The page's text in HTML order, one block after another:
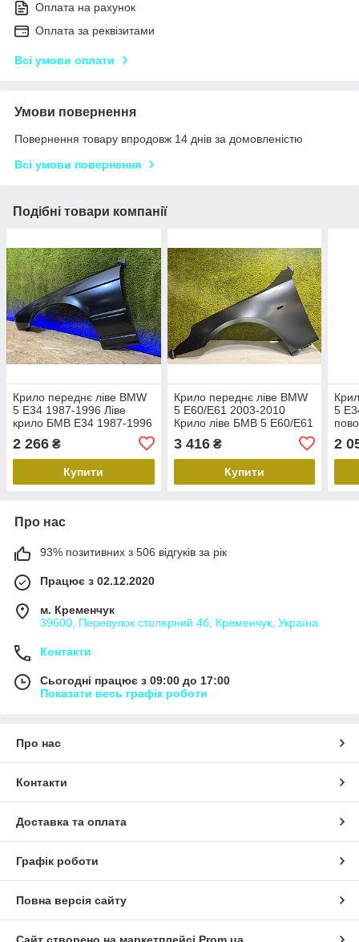
Оплата на рахунок
Оплата за реквізитами
Всі умови оплати
Умови повернення
Повернення товару впродовж 14 днів за домовленістю
Всі умови повернення
Подібні товари компанії
Крило переднє ліве BMW
5 E34 1987-1996 Ліве
крило БМВ Е34 1987-1996
2 266 ₴
Купити
Крило переднє ліве BMW
5 E60/E61 2003-2010
Крило ліве БМВ 5 Е60/Е61
41357111429
3 416₴
Купити
5
2
Про нас
93% позитивних з 506 відгуків за рік
Працює з 02.12.2020
м. Кременчук
39600, Перевулок столярний 4б, Кременчук, Україна
Контакти
Сьогодні працює з 09:00 до 17:00
Показати весь графік роботи
Про нас
Контакти
Доставка та оплата
Графік роботи
Повна версія сайту